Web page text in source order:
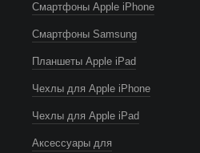
Смартфоны Apple iPhone
Смартфоны Samsung
Планшеты Apple iPad
Чехлы для Apple iPhone
Чехлы для Apple iPad
Аксессуары для